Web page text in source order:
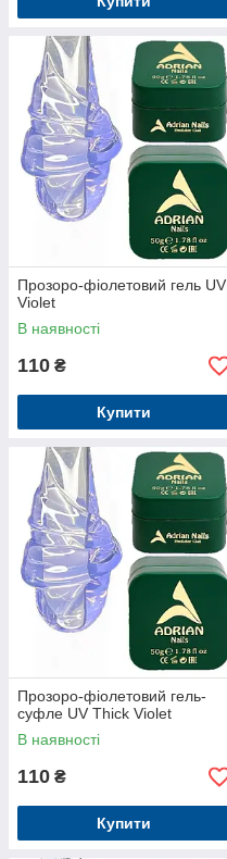
Прозоро-фіолетовий гель UV
Violet
В наявності
110 ₴
Купити
Прозоро-фіолетовий гель-
суфле UV Thick Violet
В наявності
110 ₴
Купити